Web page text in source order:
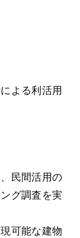
よる利活用
民間活用の
グ調査を実
可能な建物